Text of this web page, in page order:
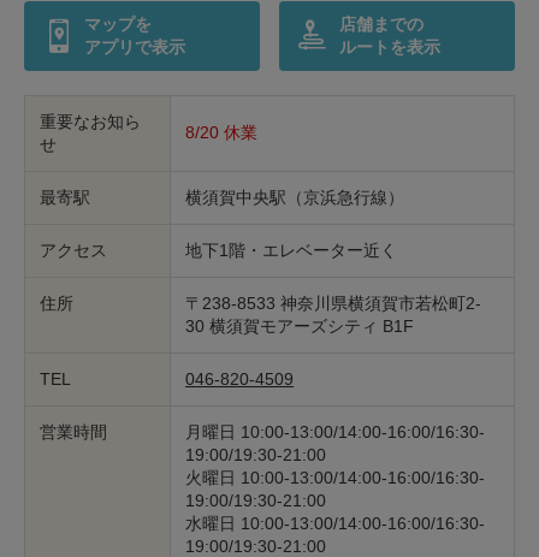
店舗を探す
CLOSE
マップを
アプリで表示
店舗までの
ルートを表示
重要なお知ら
せ
8/20 休業
最寄駅 横須賀中央駅（京浜急行線）
アクセス 地下1階・エレベーター近く
住所
〒238-8533 神奈川県横須賀市若松町2-
30 横須賀モアーズシティ B1F
TEL 046-820-4509
営業時間
月曜日 10:00-13:00/14:00-16:00/16:30-
19:00/19:30-21:00
火曜日 10:00-13:00/14:00-16:00/16:30-
19:00/19:30-21:00
水曜日 10:00-13:00/14:00-16:00/16:30-
19:00/19:30-21:00